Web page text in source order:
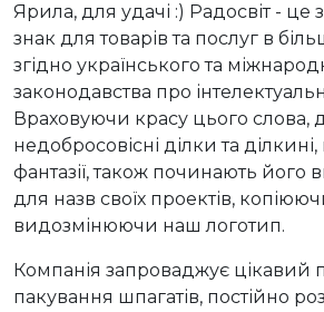
Ярила, для удачі :) Радосвіт - це
знак для товарів та послуг в
згідно українського та
законодавства про
Враховуючи красу цього слова,
недобросовісні ділки та
фантазії, також починають його
для назв своїх проектів,
видозмінюючи наш логотип.
Компанія запроваджує цікавий
пакування шпагатів, постійно